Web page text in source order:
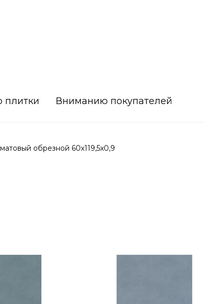
плитки Вниманию покупателей
обрезной 60x119,5x0,9